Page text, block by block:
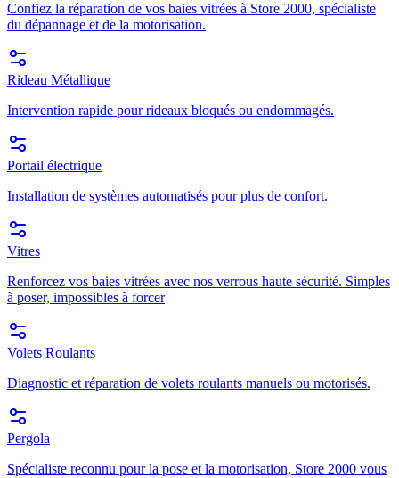
Confiez la réparation de vos baies vitrées à Store 2000, spécialiste
du dépannage et de la motorisation.
Rideau Métallique
Intervention rapide pour rideaux bloqués ou endommagés.
Portail électrique
Installation de systèmes automatisés pour plus de confort.
Vitres
Renforcez vos baies vitrées avec nos verrous haute sécurité. Simples
à poser, impossibles à forcer
Volets Roulants
Diagnostic et réparation de volets roulants manuels ou motorisés.
Pergola
Spécialiste reconnu pour la pose et la motorisation, Store 2000 vous